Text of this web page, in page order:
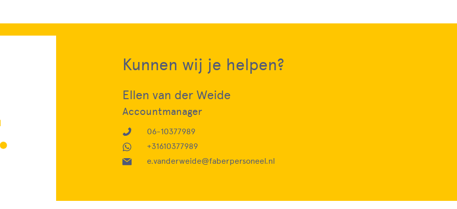
Kunnen wij je helpen?
Ellen van der Weide
Accountmanager
06-10377989
+31610377989
e.vanderweide@faberpersoneel.nl